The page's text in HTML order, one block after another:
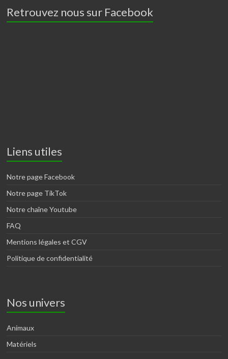
Retrouvez nous sur Facebook
Liens utiles
Notre page Facebook
Notre page TikTok
Notre chaîne Youtube
FAQ
Mentions légales et CGV
Politique de confidentialité
Nos univers
Animaux
Matériels